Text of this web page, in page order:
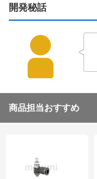
開発秘話
商品担当おすすめ